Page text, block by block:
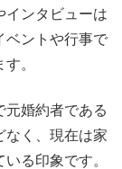
インタビューは
ベントや行事で
。
元婚約者である
なく、現在は家
る印象です。